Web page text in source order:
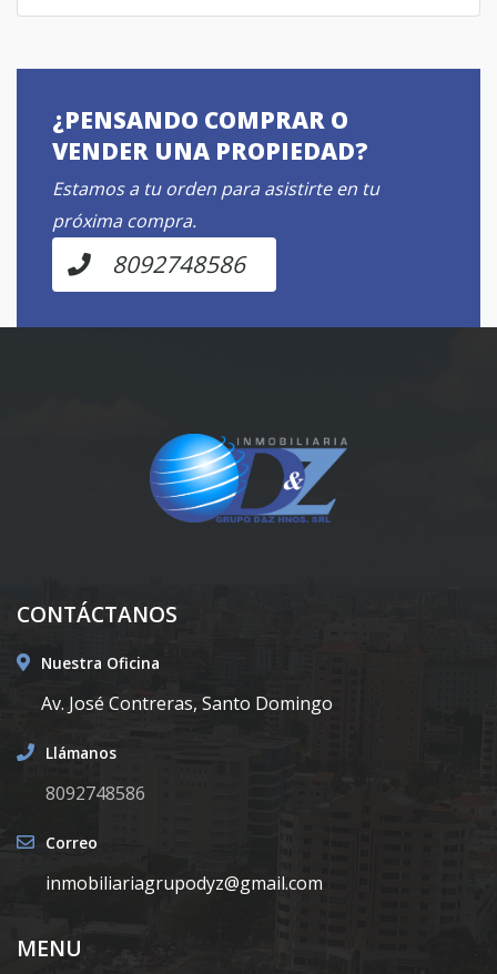
¿PENSANDO COMPRAR O
VENDER UNA PROPIEDAD?
Estamos a tu orden para asistirte en tu
próxima compra.
8092748586
CONTÁCTANOS
Nuestra Oficina
Av. José Contreras, Santo Domingo
Llámanos
8092748586
Correo
inmobiliariagrupodyz@gmail.com
MENU